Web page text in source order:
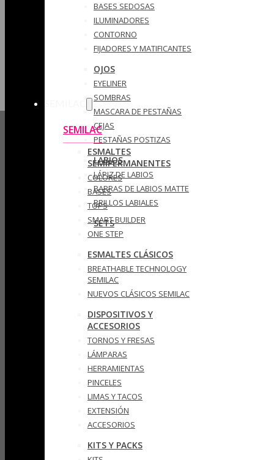
BASES SEDOSAS
ILUMINADORES
CONTORNO
FIJADORES Y MATIFICANTES
OJOS
EYELINER
SOMBRAS
MASCARA DE PESTAÑAS
CEJAS
PESTAÑAS POSTIZAS
LABIOS
LÁPIZ DE LABIOS
BARRAS DE LABIOS MATTE
BRILLOS LABIALES
SETS
SEMILAC
ESMALTES
SEMIPERMANENTES
COLORES
BASES
TOPS
SMART BUILDER
ONE STEP
ESMALTES CLÁSICOS
BREATHABLE TECHNOLOGY
SEMILAC
NUEVOS CLÁSICOS SEMILAC
DISPOSITIVOS Y
ACCESORIOS
TORNOS Y FRESAS
LÁMPARAS
HERRAMIENTAS
PINCELES
LIMAS Y TACOS
EXTENSIÓN
ACCESORIOS
KITS Y PACKS